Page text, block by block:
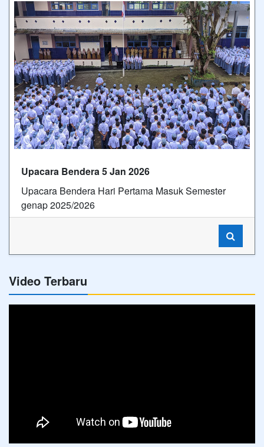
Upacara Bendera 5 Jan 2026
Upacara Bendera Hari Pertama Masuk Semester
genap 2025/2026
Video Terbaru